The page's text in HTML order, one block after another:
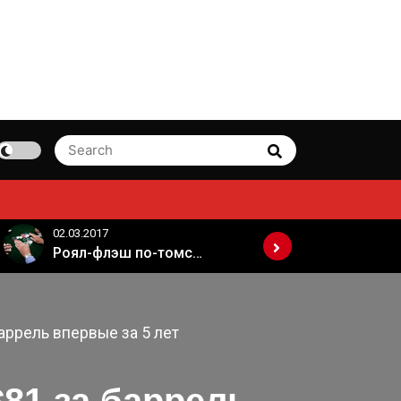
Search
for:
Search
02.03.2017
Роял-флэш по-томски
впервые за 5 лет